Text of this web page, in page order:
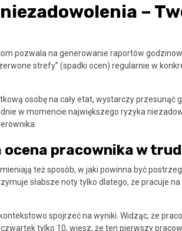
–
pozwala na generowanie raportów
strefy” (spadki ocen) regularnie w
osobę na cały etat, wystarczy przesunąć
w momencie największego ryzyka
pracownika w
też sposób, w jaki powinna być
słabsze noty tylko dlatego, że pracuje
spojrzeć na wyniki. Widząc, że
tylko 10, wiesz, że ten pierwszy